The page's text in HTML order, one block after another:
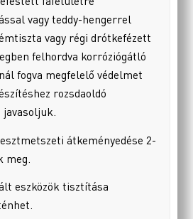
vagy teddy-hengerrel
vagy régi drótkefézett
felhordva korróziógátló
fogva megfelelő védelmet
rozsdaoldó
átkeményedése 2-
eszközök tisztítása